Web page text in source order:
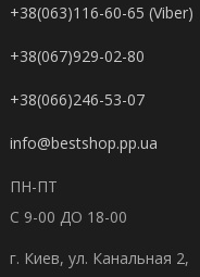
+38(063)116-60-65 (Viber)
+38(067)929-02-80
+38(066)246-53-07
info@bestshop.pp.ua
ПН-ПТ
С 9-00 ДО 18-00
г. Киев, ул. Канальная 2,